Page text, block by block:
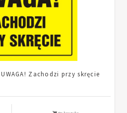
Zachodzi przy skręcie